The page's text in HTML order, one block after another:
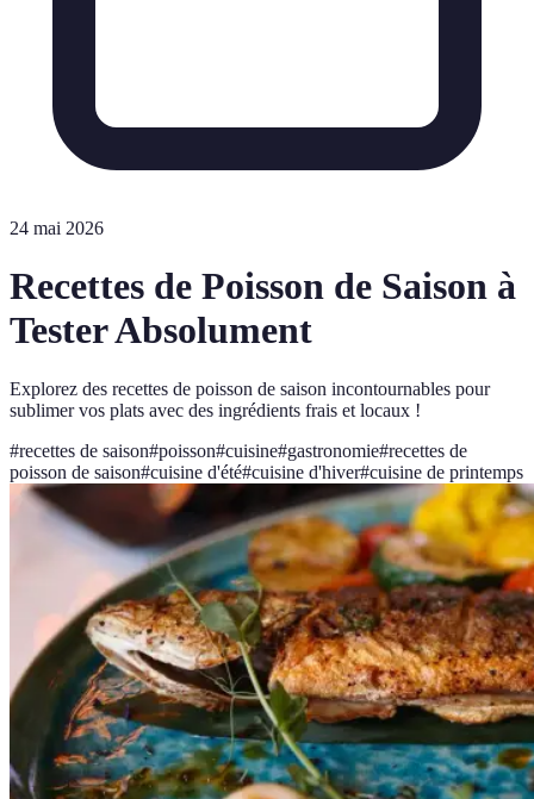
24 mai 2026
Recettes de Poisson de Saison à
Tester Absolument
Explorez des recettes de poisson de saison incontournables pour
sublimer vos plats avec des ingrédients frais et locaux !
#recettes de saison#poisson#cuisine#gastronomie#recettes de
poisson de saison#cuisine d'été#cuisine d'hiver#cuisine de printemps